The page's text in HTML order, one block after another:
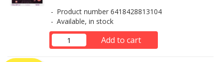
Product number 6418428813104
Available, in stock
Add to cart